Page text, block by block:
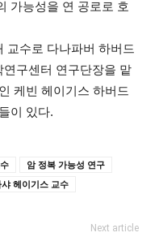
가능성을 연 공로로 호
교수로 다나파버 하버드
구센터 연구단장을 맡
케빈 헤이기스 하버드
이 있다.
암 정복 가능성 연구
헤이기스 교수
Next article